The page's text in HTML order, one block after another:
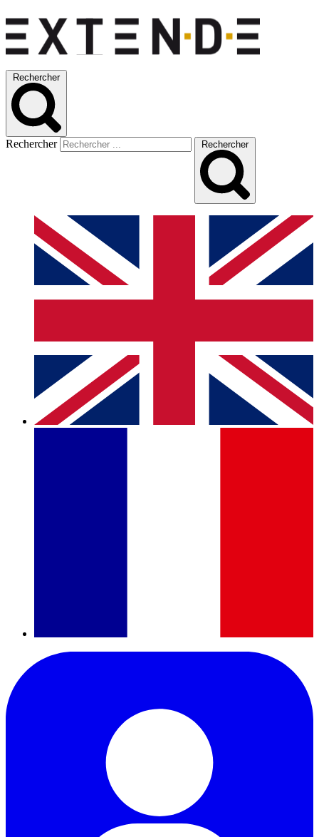
Rechercher
Rechercher Rechercher